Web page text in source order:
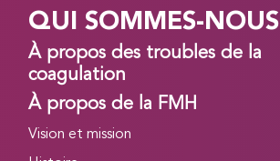
QUI SOMMES-NOUS
À propos des troubles de la
coagulation
À propos de la FMH
Vision et mission